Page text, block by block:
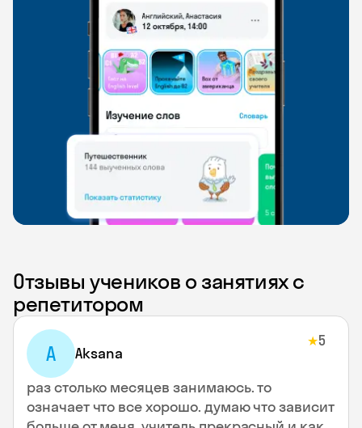
Отзывы учеников о занятиях с
репетитором
A Aksana
★5
раз столько месяцев занимаюсь. то
означает что все хорошо. думаю что зависит